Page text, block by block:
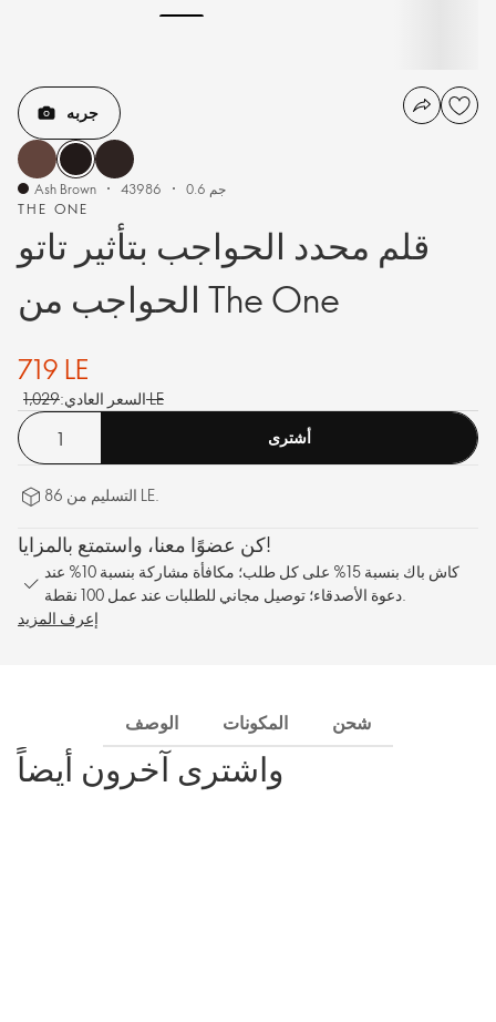
THE ONE
قلم محدد الحواجب بتأثير تاتو
الحواجب من The One
جربه
Ash Brown 43986 0.6 جم
719 LE
السعر العادي:1,029 LE
أشترى
التسليم من 86 LE.
كن عضوًا معنا، واستمتع بالمزايا!
كاش باك بنسبة 15% على كل طلب؛ مكافأة مشاركة بنسبة 10% عند
دعوة الأصدقاء؛ توصيل مجاني للطلبات عند عمل 100 نقطة.
إعرف المزيد
الوصف المكونات شحن
واشترى آخرون أيضاً